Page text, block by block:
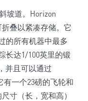
坡道。Horizo​​n
叠以紧凑存储。它
的所有机器中最多
长达1/100英里的锻
并且可以通过
有一个23磅的飞轮和
寸（长，宽和高）